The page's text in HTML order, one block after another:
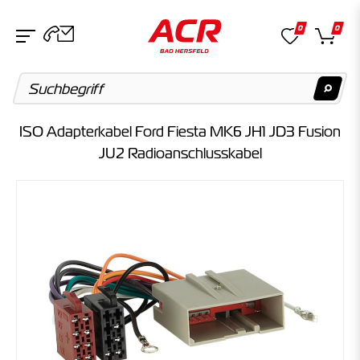
Suchvorschläge
Keine Suchergebnisse gefunden.
Kategorien
Keine Suchergebnisse gefunden.
0 0
ISO Adapterkabel Ford Fiesta MK6 JH1 JD3 Fusion
JU2 Radioanschlusskabel